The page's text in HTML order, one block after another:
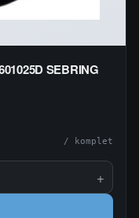
SEBRING
/ komplet
+